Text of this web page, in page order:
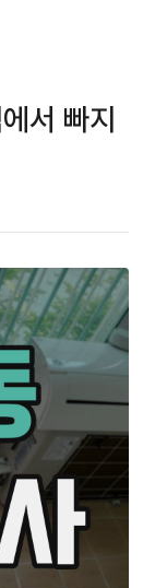
서 빠지